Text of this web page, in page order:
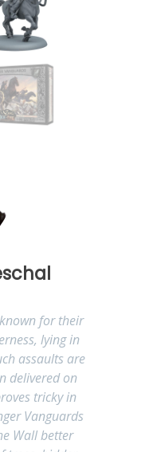
for their
lying in
assaults are
delivered on
tricky in
Vanguards
Wall better